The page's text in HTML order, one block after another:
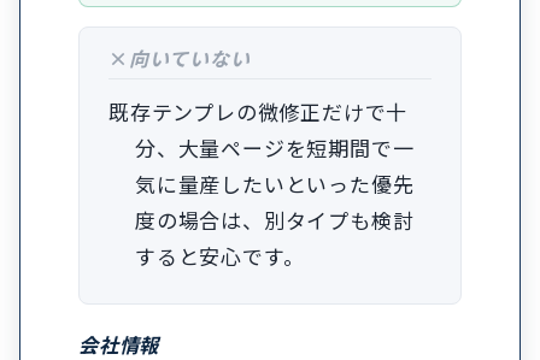
向いていない
既存テンプレの微修正だけで十
分、大量ページを短期間で一
気に量産したいといった優先
度の場合は、別タイプも検討
すると安心です。
会社情報